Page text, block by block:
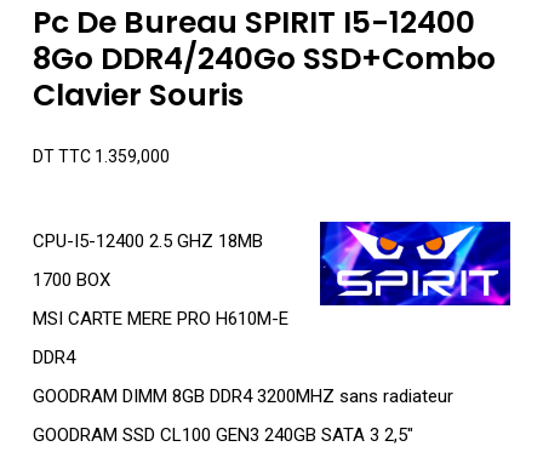
Pc De Bureau SPIRIT I5-12400
8Go DDR4/240Go SSD+Combo
Clavier Souris
DT TTC1.359,000
CPU-I5-12400 2.5 GHZ 18MB
1700 BOX
MSI CARTE MERE PRO H610M-E
DDR4
GOODRAM DIMM 8GB DDR4 3200MHZ sans radiateur
GOODRAM SSD CL100 GEN3 240GB SATA 3 2,5″